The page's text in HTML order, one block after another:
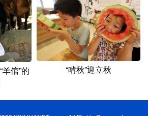
倌”的
“啃秋”迎立秋